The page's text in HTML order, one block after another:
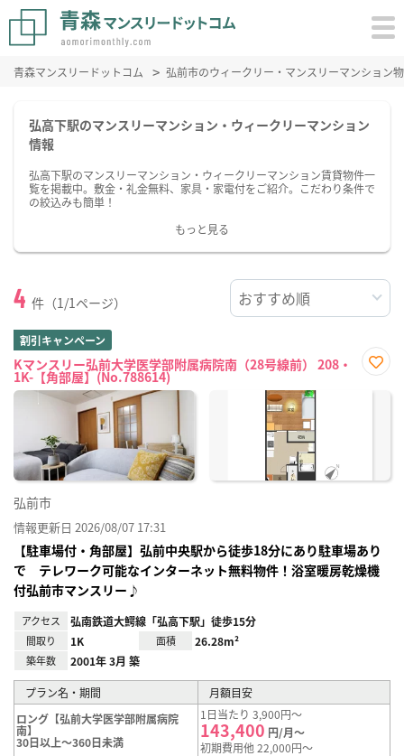
青森マンスリードットコム 弘前市のウィークリー・マンスリーマンション
弘高下駅のマンスリーマンション・ウィークリーマンション
情報
弘高下駅のマンスリーマンション・ウィークリーマンション賃貸物件一
覧を掲載中。敷金・礼金無料、家具・家電付をご紹介。こだわり条件で
の絞込みも簡単！
もっと見る
4 件（1/1ページ）
割引キャンペーン
Kマンスリー弘前大学医学部附属病院南（28号線前） 208・
1K-【角部屋】(No.788614)
に入
弘前市
情報更新日 2026/08/07 17:31
【駐車場付・角部屋】弘前中央駅から徒歩18分にあり駐車場あり
で テレワーク可能なインターネット無料物件！浴室暖房乾燥機
付弘前市マンスリー♪
アクセス 弘南鉄道大鰐線「弘高下駅」徒歩15分
間取り 1K 面積 26.28m²
築年数 2001年 3月 築
プラン名・期間
月額目安
ロング【弘前大学医学部附属病院
南】
30日以上～360日未満
1日当たり 3,900円～
143,400 円/月～
初期費用他 22,000円～